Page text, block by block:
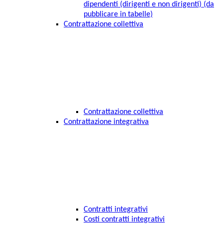
dipendenti (dirigenti e non dirigenti) (da
pubblicare in tabelle)
Contrattazione collettiva
Contrattazione collettiva
Contrattazione integrativa
Contratti integrativi
Costi contratti integrativi